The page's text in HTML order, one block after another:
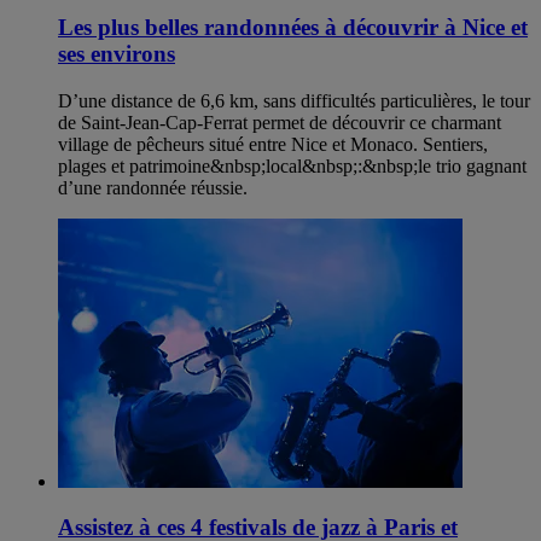
Les plus belles randonnées à découvrir à Nice et
ses environs
D’une distance de 6,6 km, sans difficultés particulières, le tour
de Saint-Jean-Cap-Ferrat permet de découvrir ce charmant
village de pêcheurs situé entre Nice et Monaco. Sentiers,
plages et patrimoine&nbsp;local&nbsp;:&nbsp;le trio gagnant
d’une randonnée réussie.
Assistez à ces 4 festivals de jazz à Paris et